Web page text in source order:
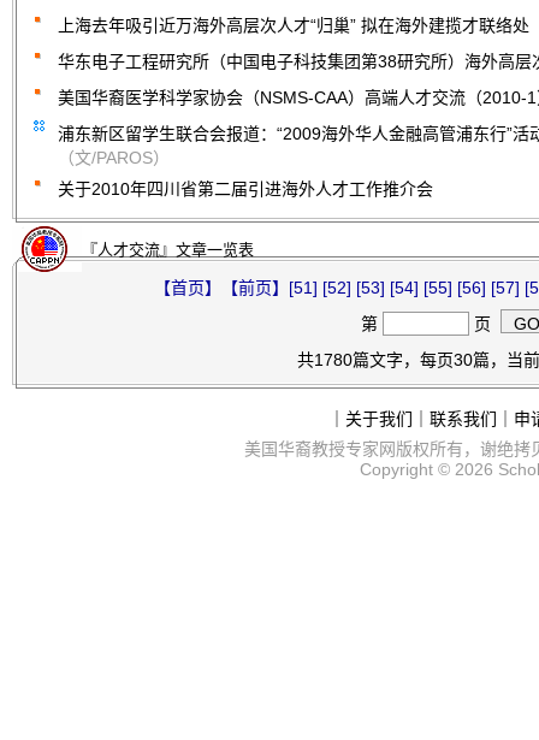
上海去年吸引近万海外高层次人才“归巢” 拟在海外建揽才联络处
华东电子工程研究所（中国电子科技集团第38研究所）海外高层
美国华裔医学科学家协会（NSMS-CAA）高端人才交流（2010-
浦东新区留学生联合会报道：“2009海外华人金融高管浦东行”活
（文/PAROS）
关于2010年四川省第二届引进海外人才工作推介会
『人才交流』文章一览表
【首页】 【前页】 [51] [52] [53] [54] [55] [56] [57]
第
页
共1780篇文字，每页30篇，当
关于我们 联系我们
申
美国华裔教授专家网版权所有，谢绝拷
Copyright © 2026